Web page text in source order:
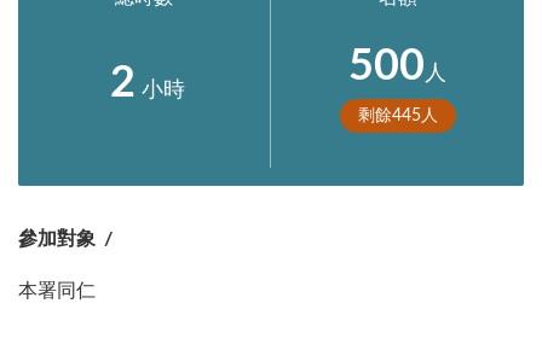
2 小時
500 人
剩餘445人
參加對象
本署同仁